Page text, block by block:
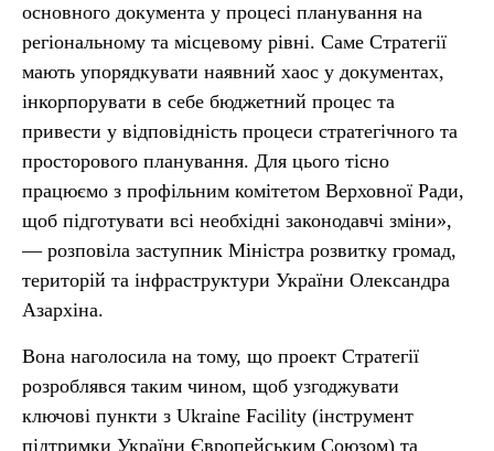
основного документа у процесі планування на
регіональному та місцевому рівні. Саме Стратегії
мають упорядкувати наявний хаос у документах,
інкорпорувати в себе бюджетний процес та
привести у відповідність процеси стратегічного та
просторового планування. Для цього тісно
працюємо з профільним комітетом Верховної Ради,
щоб підготувати всі необхідні законодавчі зміни»,
— розповіла заступник Міністра розвитку громад,
територій та інфраструктури України Олександра
Азархіна.
Вона наголосила на тому, що проект Стратегії
розроблявся таким чином, щоб узгоджувати
ключові пункти з Ukraine Facility (інструмент
підтримки України Європейським Союзом) та